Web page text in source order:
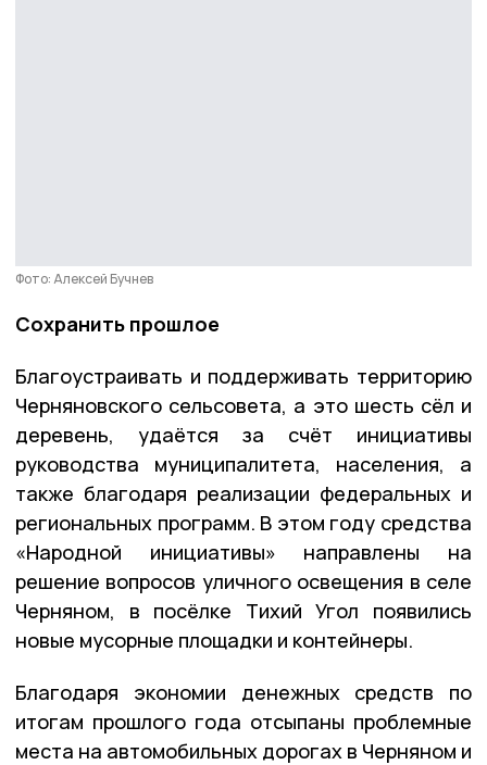
Фото: Алексей Бучнев
Сохранить прошлое
Благоустраивать и поддерживать территорию
Черняновского сельсовета, а это шесть сёл и
деревень, удаётся за счёт инициативы
руководства муниципалитета, населения, а
также благодаря реализации федеральных и
региональных программ. В этом году средства
«Народной инициативы» направлены на
решение вопросов уличного освещения в селе
Черняном, в посёлке Тихий Угол появились
новые мусорные площадки и контейнеры.
Благодаря экономии денежных средств по
итогам прошлого года отсыпаны проблемные
места на автомобильных дорогах в Черняном и